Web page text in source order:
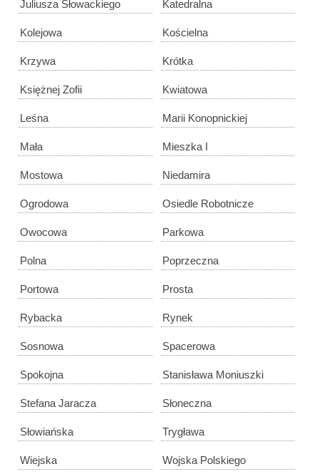
Juliusza Słowackiego Katedralna
Kolejowa Kościelna
Krzywa Krótka
Księżnej Zofii Kwiatowa
Leśna Marii Konopnickiej
Mała Mieszka I
Mostowa Niedamira
Ogrodowa Osiedle Robotnicze
Owocowa Parkowa
Polna Poprzeczna
Portowa Prosta
Rybacka Rynek
Sosnowa Spacerowa
Spokojna Stanisława Moniuszki
Stefana Jaracza Słoneczna
Słowiańska Trygława
Wiejska Wojska Polskiego